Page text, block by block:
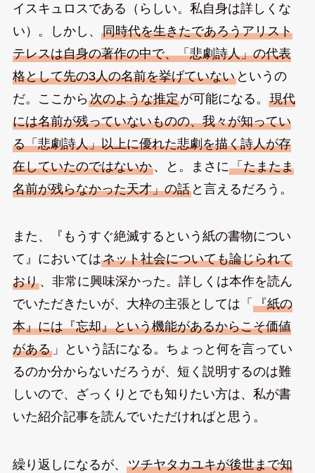
イスキュロスである（らしい。私自身は詳しくな
い）。しかし、 同時代を生きたであろうアリスト
テレスは自身の著作の中で、「悲劇詩人」の代表
格として先の3人の名前を挙げていないというの
だ。ここから次のような推定が可能になる。 現代
には名前が残っていないものの、我々が知ってい
る「悲劇詩人」以上に優れた悲劇を描く詩人が存
在していたのではないか、と。まさに「たまたま
名前が残らなかった天才」の話と言えるだろう。
また、『もうすぐ絶滅するという紙の書物につい
て』においてはネット社会についても論じられて
おり、非常に興味深かった。詳しくは本作を読ん
でいただきたいが、大枠の主張としては「 『紙の
本』には『忘却』という機能があるからこそ価値
がある」という話になる。ちょっと何を言ってい
るのか分からないだろうが、短く説明するのは難
しいので、ざっくりとでも知りたい方は、私が書
いた紹介記事を読んでいただければと思う。
繰り返しになるが、 ツチヤタカユキが後世まで知